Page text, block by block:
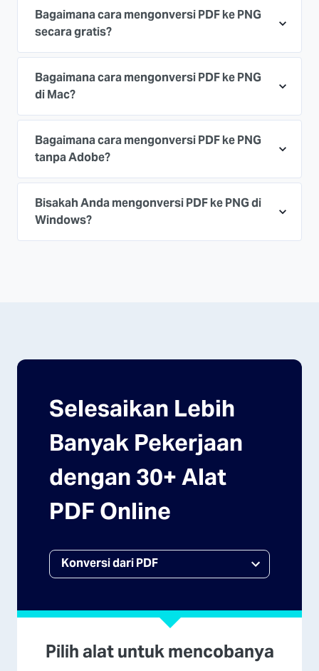
Bagaimana cara mengonversi PDF ke PNG
secara gratis?
Bagaimana cara mengonversi PDF ke PNG
di Mac?
Bagaimana cara mengonversi PDF ke PNG
tanpa Adobe?
Bisakah Anda mengonversi PDF ke PNG di
Windows?
Selesaikan Lebih
Banyak Pekerjaan
dengan 30+ Alat
PDF Online
Pilih alat untuk mencobanya